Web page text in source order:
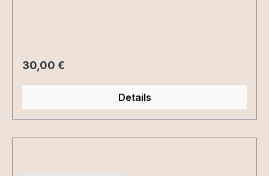
Regulärer Preis:
30,00 €
Details